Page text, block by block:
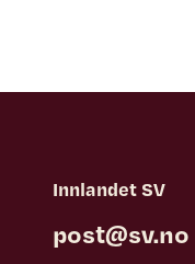
Innlandet SV
post@sv.no